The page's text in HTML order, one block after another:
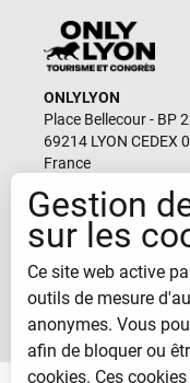
ONLYLYON
Place Bellecour - BP
69214 LYON CEDEX
France
Email
durable@lyon-
CONTACTEZ-
Gestion
sur les
Ce site web active
outils de mesure
anonymes. Vous
afin de bloquer ou
cookies. Ces